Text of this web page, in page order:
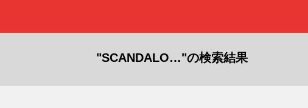
"SCANDALO…"の検索結果